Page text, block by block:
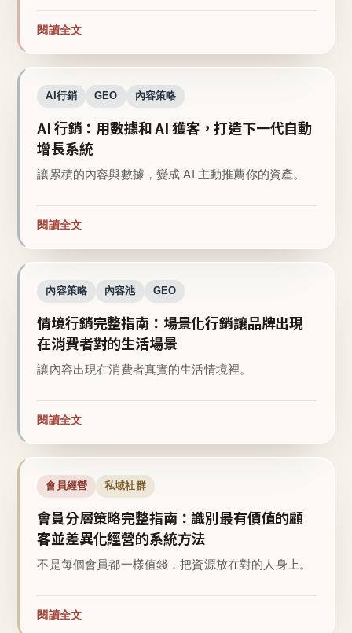
閱讀全文
AI行銷 GEO 內容策略
AI 行銷：用數據和 AI 獲客，打造下一代自動
增長系統
讓累積的內容與數據，變成 AI 主動推薦你的資產。
閱讀全文
內容策略 內容池 GEO
情境行銷完整指南：場景化行銷讓品牌出現
在消費者對的生活場景
讓內容出現在消費者真實的生活情境裡。
閱讀全文
會員經營 私域社群
會員分層策略完整指南：識別最有價值的顧
客並差異化經營的系統方法
不是每個會員都一樣值錢，把資源放在對的人身上。
閱讀全文